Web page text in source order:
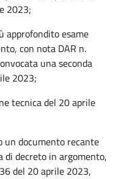
2023;
approfondito esame
con nota DAR n.
una seconda
2023;
tecnica del 20 aprile
un documento recante
di decreto in argomento,
del 20 aprile 2023,